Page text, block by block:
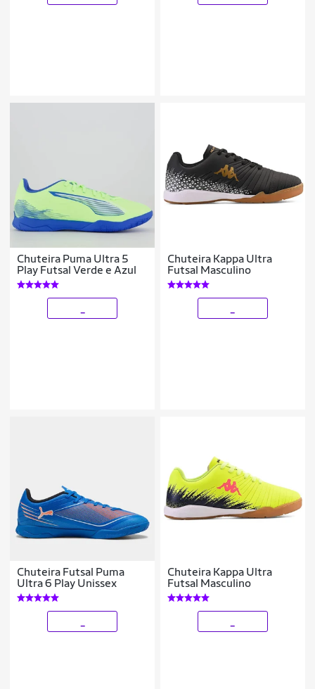
Chuteira Puma Ultra 5
Play Futsal Verde e Azul
Chuteira Kappa Ultra
Futsal Masculino
Chuteira Futsal Puma
Ultra 6 Play Unissex
Chuteira Kappa Ultra
Futsal Masculino